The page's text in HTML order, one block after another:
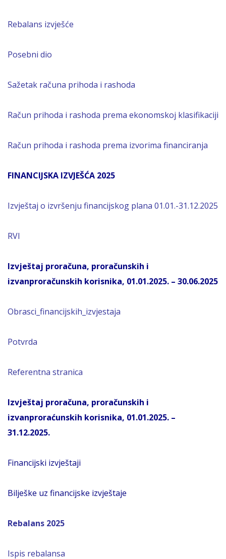
Rebalans izvješće
Posebni dio
Sažetak računa prihoda i rashoda
Račun prihoda i rashoda prema ekonomskoj klasifikaciji
Račun prihoda i rashoda prema izvorima financiranja
FINANCIJSKA IZVJEŠĆA 2025
Izvještaj o izvršenju financijskog plana 01.01.-31.12.2025
RVI
Izvještaj proračuna, proračunskih i
izvanproračunskih korisnika, 01.01.2025. – 30.06.2025
Obrasci_financijskih_izvjestaja
Potvrda
Referentna stranica
Izvještaj proračuna, proračunskih i
izvanproraćunskih korisnika, 01.01.2025. –
31.12.2025.
Financijski izvještaji
Bilješke uz financijske izvještaje
Rebalans 2025
Ispis rebalansa